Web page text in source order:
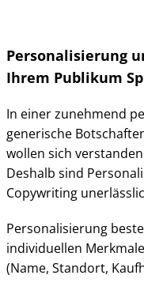
Personalisierung
Ihrem Publikum
In einer zunehmend
generische
wollen sich
Deshalb sind
Copywriting
Personalisierung
individuellen
(Name, Standort,